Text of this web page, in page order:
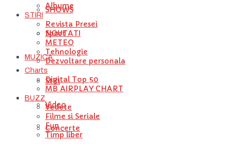
SHOWS
NOUTATI
MUZICA
Stiri
Video
Concerte
Albume
STIRI
Revista Presei
Sport
METEO
Tehnologie
Dezvoltare personala
Charts
Digital Top 50
MB AIRPLAY CHART
BUZZ
Vedete
Filme si Seriale
Fun
Timp liber